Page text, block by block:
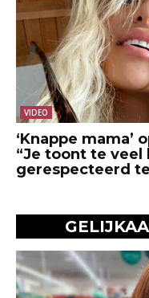
VIDEO
‘Knappe
“Je toont te veel
gerespecteerd